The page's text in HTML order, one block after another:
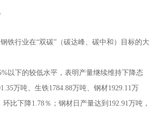
行业在“双碳”（碳达峰、碳中和）目标的大
以下的较低水平，表明产量继续维持下降态
万吨、生铁1784.88万吨、钢材1929.11万
比下降1.78％；钢材日产量达到192.91万吨，